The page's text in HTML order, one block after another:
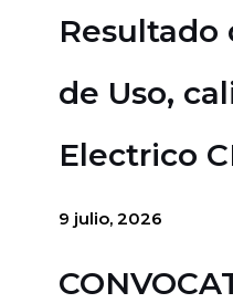
Resultado
de Uso,
Electrico
9 julio, 2026